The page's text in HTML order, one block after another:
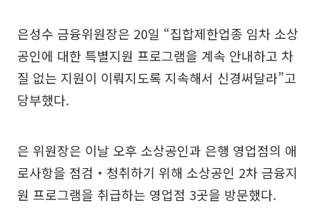
은성수 금융위원장은 20일 “집합제한업종 임차 소상
공인에 대한 특별지원 프로그램을 계속 안내하고 차
질 없는 지원이 이뤄지도록 지속해서 신경써달라”고
당부했다.
은 위원장은 이날 오후 소상공인과 은행 영업점의 애
로사항을 점검‧청취하기 위해 소상공인 2차 금융지
원 프로그램을 취급하는 영업점 3곳을 방문했다.